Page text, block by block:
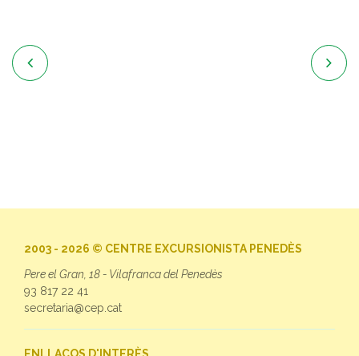
 
2003 - 2026 © CENTRE EXCURSIONISTA PENEDÈS
Pere el Gran, 18 - Vilafranca del Penedès
93 817 22 41
secretaria@cep.cat